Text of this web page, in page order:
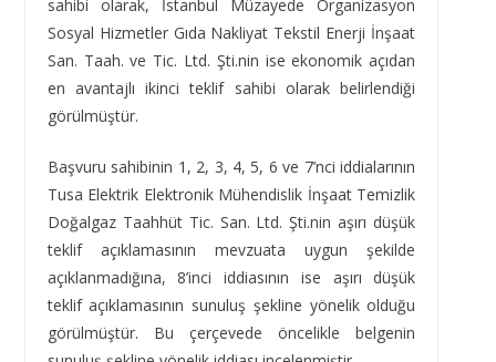
sahibi olarak, İstanbul Müzayede Organizasyon
Sosyal Hizmetler Gıda Nakliyat Tekstil Enerji İnşaat
San. Taah. ve Tic. Ltd. Şti.nin ise ekonomik açıdan
en avantajlı ikinci teklif sahibi olarak belirlendiği
görülmüştür.
Başvuru sahibinin 1, 2, 3, 4, 5, 6 ve 7’nci iddialarının
Tusa Elektrik Elektronik Mühendislik İnşaat Temizlik
Doğalgaz Taahhüt Tic. San. Ltd. Şti.nin aşırı düşük
teklif açıklamasının mevzuata uygun şekilde
açıklanmadığına, 8’inci iddiasının ise aşırı düşük
teklif açıklamasının sunuluş şekline yönelik olduğu
görülmüştür. Bu çerçevede öncelikle belgenin